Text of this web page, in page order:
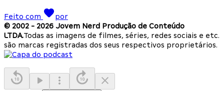
Feito com
por
© 2002 - 2026 Jovem Nerd Produção de Conteúdo
LTDA.Todas as imagens de filmes, séries, redes sociais e etc.
são marcas registradas dos seus respectivos proprietários.